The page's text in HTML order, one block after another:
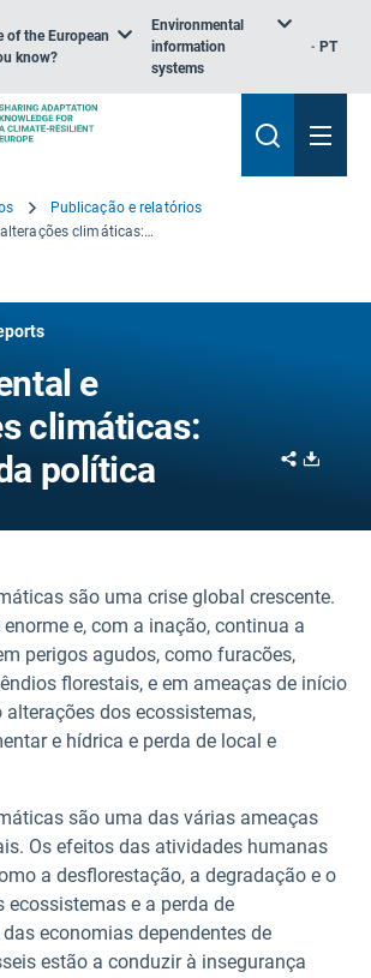
of the European
know?
Environmental
information
systems
PT
Publicação e relatórios
Saúde mental e alterações climáticas: Resumo da política
e
climáticas:
política
Share
são uma crise global crescente.
e, com a inação, continua a
perigos agudos, como furacões,
florestais, e em ameaças de início
dos ecossistemas,
e hídrica e perda de local e
são uma das várias ameaças
Os efeitos das atividades humanas
a desflorestação, a degradação e o
ecossistemas e a perda de
economias dependentes de
estão a conduzir à insegurança